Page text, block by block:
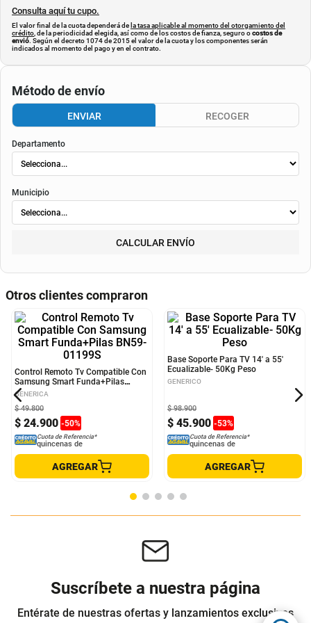
Consulta aquí tu cupo.
El valor final de la cuota dependerá de la tasa aplicable al momento del otorgamiento del
crédito , de la periodicidad elegida, así como de los costos de fianza, seguro ocostos de
envió. Según el decreto 1074 de 2015 el valor de la cuota y los componentes serán
indicados al momento del pago y en el contrato.
Método de envío
ENVIAR RECOGER
Departamento
Municipio
CALCULAR ENVÍO
Otros clientes compraron
Control Remoto Tv Compatible Con
Samsung Smart Funda+Pilas
BN59-01199S
$ 49.800
quincenas de
Base Soporte Para TV 14' a 55'
Ecualizable- 50Kg Peso
$ 45
$ 98.900
quincenas de